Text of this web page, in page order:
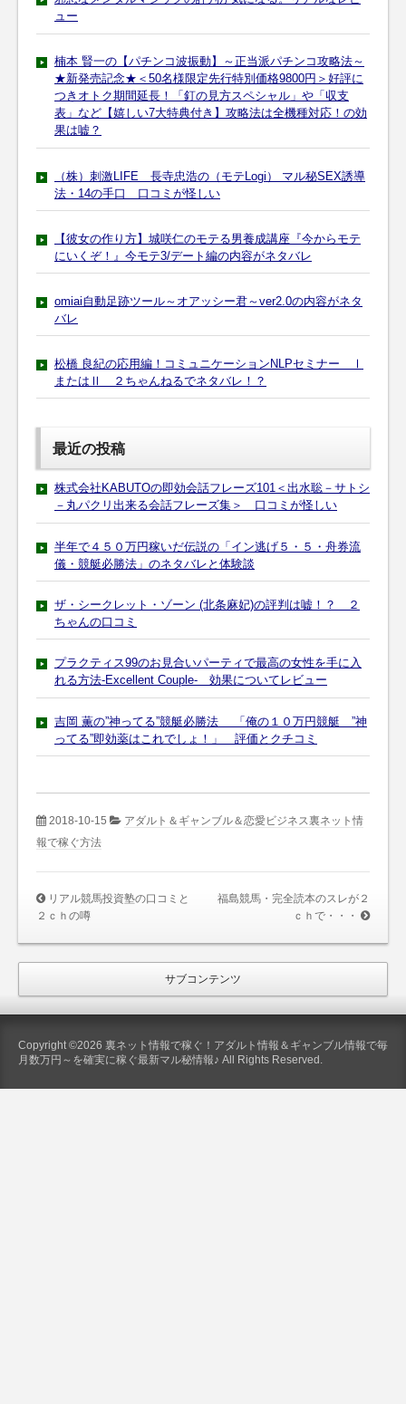
ュー
楠本 賢一の【パチンコ波振動】～正当派パチンコ攻略法～
★新発売記念★＜50名様限定先行特別価格9800円＞好評に
つきオトク期間延長！「釘の見方スペシャル」や「収支
表」など【嬉しい7大特典付き】攻略法は全機種対応！の効
果は嘘？
（株）刺激LIFE 長寺忠浩の（モテLogi） マル秘SEX誘導
法・14の手口 口コミが怪しい
【彼女の作り方】城咲仁のモテる男養成講座『今からモテ
にいくぞ！』今モテ3/デート編の内容がネタバレ
omiai自動足跡ツール～オアッシー君～ver2.0の内容がネタ
バレ
松橋 良紀の応用編！コミュニケーションNLPセミナー Ⅰ
またはⅡ ２ちゃんねるでネタバレ！？
最近の投稿
株式会社KABUTOの即効会話フレーズ101＜出水聡－サトシ
－丸パクリ出来る会話フレーズ集＞ 口コミが怪しい
半年で４５０万円稼いだ伝説の「イン逃げ５・５・舟券流
儀・競艇必勝法」のネタバレと体験談
ザ・シークレット・ゾーン (北条麻妃)の評判は嘘！？ ２
ちゃんの口コミ
プラクティス99のお見合いパーティで最高の女性を手に入
れる方法-Excellent Couple- 効果についてレビュー
吉岡 薫の”神ってる”競艇必勝法 「俺の１０万円競艇 ”神
ってる”即効薬はこれでしょ！」 評価とクチコミ
2018-10-15
アダルト＆ギャンブル＆恋愛ビジネス裏ネット情
報で稼ぐ方法
リアル競馬投資塾の口コミと
２ｃｈの噂
福島競馬・完全読本のスレが２
ｃｈで・・・
サブコンテンツ
Copyright ©2026 裏ネット情報で稼ぐ！アダルト情報＆ギャンブル情報で毎
月数万円～を確実に稼ぐ最新マル秘情報♪ All Rights Reserved.